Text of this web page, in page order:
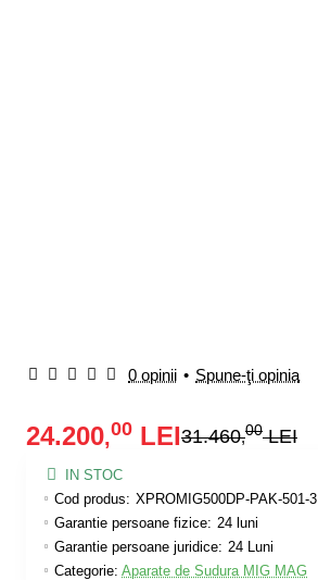
0 opinii • Spune-ţi opinia
24.200,00 LEI31.460,00LEI
IN STOC
Cod produs: XPROMIG500DP-PAK-501-3
Garantie persoane fizice: 24 luni
Garantie persoane juridice: 24 Luni
Categorie: Aparate de Sudura MIG MAG